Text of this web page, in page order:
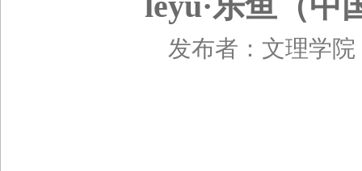
发布者：文理学院